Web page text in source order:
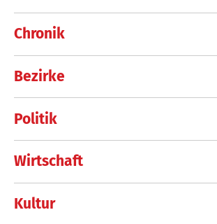
Chronik
Bezirke
Politik
Wirtschaft
Kultur